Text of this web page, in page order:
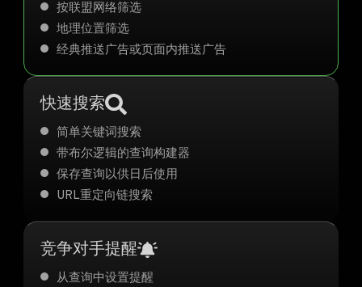
按联盟网络筛选
地理位置筛选
经典推送广告或页面内推送广告
快速搜索
简单关键词搜索
带布尔逻辑的查询构建器
保存查询以供日后使用
URL重定向链搜索
竞争对手提醒
从查询中设置提醒